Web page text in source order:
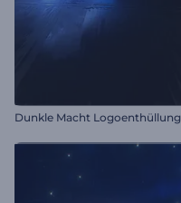
Dunkle Macht Logoenthüllung